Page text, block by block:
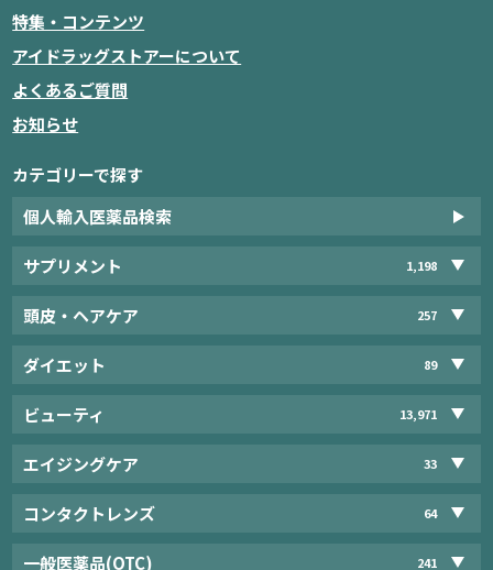
特集・コンテンツ
アイドラッグストアーについて
よくあるご質問
お知らせ
カテゴリーで探す
個人輸入医薬品検索
サプリメント 1,198
頭皮・ヘアケア 257
ダイエット 89
ビューティ 13,971
エイジングケア 33
コンタクトレンズ 64
一般医薬品(OTC) 241